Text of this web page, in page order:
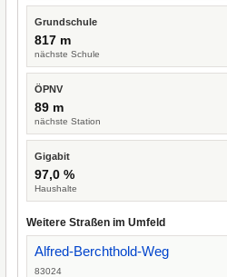
Grundschule
817 m
nächste Schule
ÖPNV
89 m
nächste Station
Gigabit
97,0 %
Haushalte
Weitere Straßen im Umfeld
Alfred-Berchthold-Weg
83024